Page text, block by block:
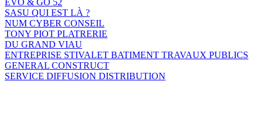
SASU QUI EST LÀ ?
NUM CYBER CONSEIL
TONY PIOT PLATRERIE
DU GRAND VIAU
ENTREPRISE STIVALET BATIMENT TRAVAUX PUBLICS
GENERAL CONSTRUCT
SERVICE DIFFUSION DISTRIBUTION